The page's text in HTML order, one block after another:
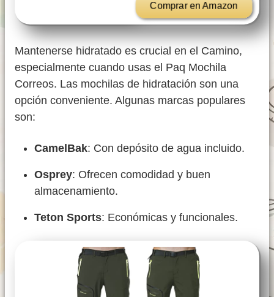
Comprar en Amazon
Mantenerse hidratado es crucial en el Camino,
especialmente cuando usas el Paq Mochila
Correos. Las mochilas de hidratación son una
opción conveniente. Algunas marcas populares
son:
CamelBak: Con depósito de agua incluido.
Osprey: Ofrecen comodidad y buen
almacenamiento.
Teton Sports: Económicas y funcionales.